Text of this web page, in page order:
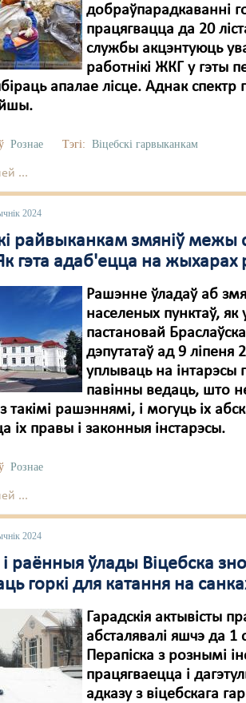
добраўпарадкаванні
працягвацца да 20
службы акцэнтуюць
работнікі ЖКГ у гэты
апалае лісце. Аднак спектр
Рознае Тэгі: Віцебскі гарвыканкам
...
2024
райвыканкам змяніў межы
гэта адаб'ецца на жыхарах
Рашэнне ўладаў аб
населеных пунктаў, як
пастановай
дэпутатаў ад 9 ліпеня
уплываць на інтарэсы
павінны ведаць, што
такімі рашэннямі, і могуць іх
іх правы і законныя інстарэсы.
Рознае
...
2024
і раённыя ўлады Віцебска
горкі для катання на
Гарадскія актывісты
абсталявалі яшчэ да 1
Перапіска з рознымі
працягваецца і
адказу з віцебскага